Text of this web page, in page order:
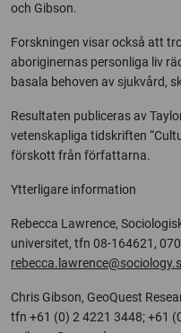
och Gibson.
Forskningen visar också att
aboriginernas personliga liv
basala behoven av sjukvård,
Resultaten publiceras av
vetenskapliga tidskriften
förskott från författarna.
Ytterligare information
Rebecca Lawrence,
universitet, tfn 08-164621,
Chris Gibson, GeoQuest
tfn +61 (0) 2 4221 3448; +61